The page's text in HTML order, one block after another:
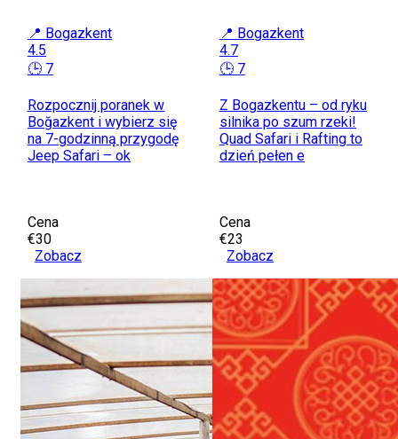
📍 Bogazkent
4.5
🕒 7
Rozpocznij poranek w
Boğazkent i wybierz się
na 7-godzinną przygodę
Jeep Safari – ok
Cena
€30
Zobacz
📍 Bogazkent
4.7
🕒 7
Z Bogazkentu – od ryku
silnika po szum rzeki!
Quad Safari i Rafting to
dzień pełen e
Cena
€23
Zobacz